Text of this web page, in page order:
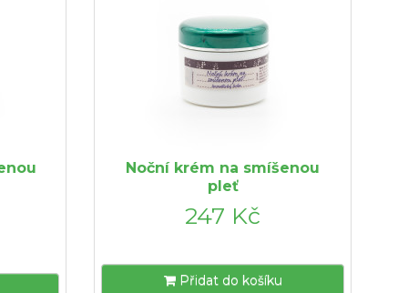
Noční krém na smíšenou
pleť
247 Kč
Přidat do košíku